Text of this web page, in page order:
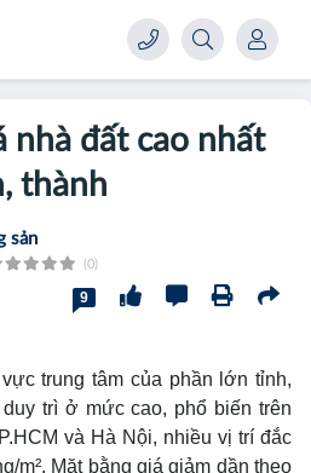
nhà đất cao nhất
thành
sản
(0)
9
trung tâm của phần lớn tỉnh,
trì ở mức cao, phổ biến trên
và Hà Nội, nhiều vị trí đắc
m². Mặt bằng giá giảm dần theo